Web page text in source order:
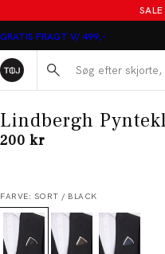
GRATIS FRAGT V/ 499,-
Søg her...
Lindbergh
I alt (inkl. rabat)
200 kr
FARVE: SORT / BLACK